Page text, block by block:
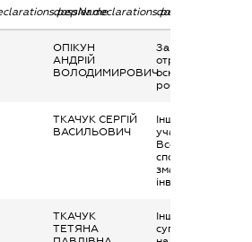
dossier.declarations.personName
ОПІКУН
АНДРІЙ
ВОЛОДИМИРОВИЧ
Заробітна плата
отримана за
основним місцем
роботи
ТКАЧУК СЕРГІЙ
ВАСИЛЬОВИЧ
Інше, Виплати
учаснику
Всеукраїнських
спортивних
змагань серед
інвалідів
ТКАЧУК
ТЕТЯНА
Інше, Виплати